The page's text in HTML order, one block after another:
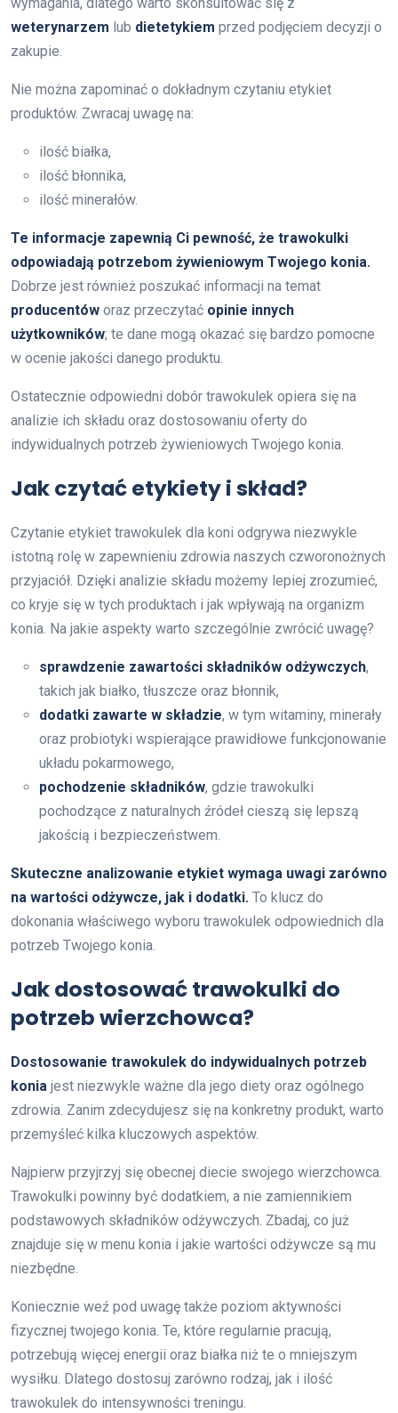
wymagania, dlatego warto skonsultować się z
weterynarzem lub dietetykiem przed podjęciem decyzji o
zakupie.
Nie można zapominać o dokładnym czytaniu etykiet
produktów. Zwracaj uwagę na:
ilość białka,
ilość błonnika,
ilość minerałów.
Te informacje zapewnią Ci pewność, że trawokulki
odpowiadają potrzebom żywieniowym Twojego konia.
Dobrze jest również poszukać informacji na temat
producentów oraz przeczytać opinie innych
użytkowników; te dane mogą okazać się bardzo pomocne
w ocenie jakości danego produktu.
Ostatecznie odpowiedni dobór trawokulek opiera się na
analizie ich składu oraz dostosowaniu oferty do
indywidualnych potrzeb żywieniowych Twojego konia.
Jak czytać etykiety i skład?
Czytanie etykiet trawokulek dla koni odgrywa niezwykle
istotną rolę w zapewnieniu zdrowia naszych czworonożnych
przyjaciół. Dzięki analizie składu możemy lepiej zrozumieć,
co kryje się w tych produktach i jak wpływają na organizm
konia. Na jakie aspekty warto szczególnie zwrócić uwagę?
sprawdzenie zawartości składników odżywczych,
takich jak białko, tłuszcze oraz błonnik,
dodatki zawarte w składzie, w tym witaminy, minerały
oraz probiotyki wspierające prawidłowe funkcjonowanie
układu pokarmowego,
pochodzenie składników, gdzie trawokulki
pochodzące z naturalnych źródeł cieszą się lepszą
jakością i bezpieczeństwem.
Skuteczne analizowanie etykiet wymaga uwagi zarówno
na wartości odżywcze, jak i dodatki. To klucz do
dokonania właściwego wyboru trawokulek odpowiednich dla
potrzeb Twojego konia.
Jak dostosować trawokulki do
potrzeb wierzchowca?
Dostosowanie trawokulek do indywidualnych potrzeb
konia jest niezwykle ważne dla jego diety oraz ogólnego
zdrowia. Zanim zdecydujesz się na konkretny produkt, warto
przemyśleć kilka kluczowych aspektów.
Najpierw przyjrzyj się obecnej diecie swojego wierzchowca.
Trawokulki powinny być dodatkiem, a nie zamiennikiem
podstawowych składników odżywczych. Zbadaj, co już
znajduje się w menu konia i jakie wartości odżywcze są mu
niezbędne.
Koniecznie weź pod uwagę także poziom aktywności
fizycznej twojego konia. Te, które regularnie pracują,
potrzebują więcej energii oraz białka niż te o mniejszym
wysiłku. Dlatego dostosuj zarówno rodzaj, jak i ilość
trawokulek do intensywności treningu.